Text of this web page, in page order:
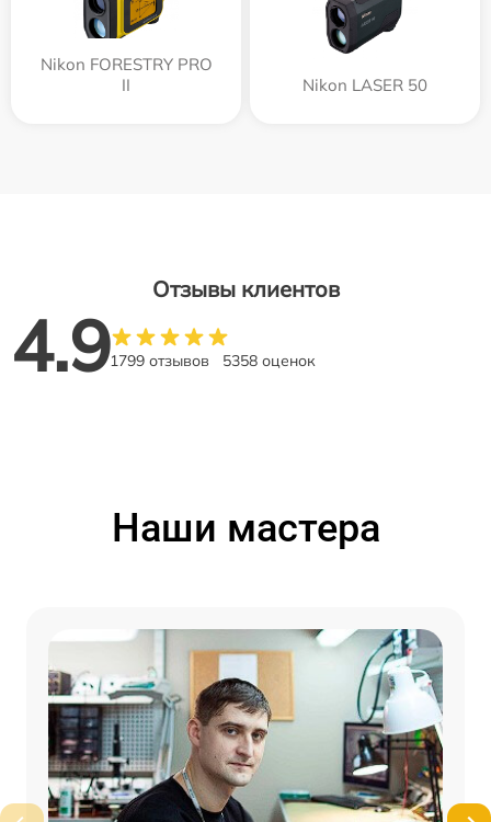
Nikon FORESTRY PRO
II
Nikon LASER 50
Отзывы клиентов
4.91799 отзывов 5358 оценок
Наши мастера